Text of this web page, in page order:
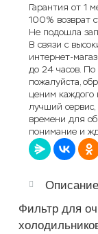
Гарантия от 1
100% возврат
Не подошла
В связи с
интернет-
до 24 часов. По
пожалуйста,
ценим каждого
лучший сервис,
времени для
понимание и
Фильтр для